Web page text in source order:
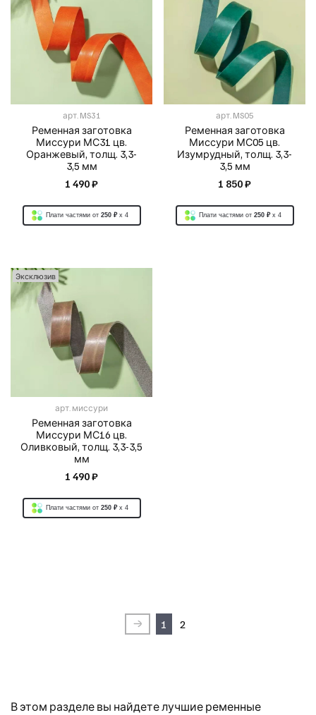
арт. MS31
Ременная заготовка
Миссури МС31 цв.
Оранжевый, толщ. 3,3-
3,5 мм
1 490 ₽
Плати частями от 250 ₽ x 4
арт. MS05
Ременная заготовка
Миссури МС05 цв.
Изумрудный, толщ. 3,3-
3,5 мм
1 850 ₽
Плати частями от 250 ₽ x 4
Эксклюзив
арт. миссури
Ременная заготовка
Миссури МС16 цв.
Оливковый, толщ. 3,3-3,5
мм
1 490 ₽
Плати частями от 250 ₽ x 4
1 2
В этом разделе вы найдете лучшие ременные